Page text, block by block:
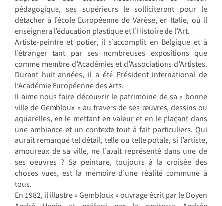
pédagogique, ses supérieurs le solliciteront pour le
détacher à l’école Européenne de Varèse, en Italie, où il
enseignera l’éducation plastique et l’Histoire de l’Art.
Artiste-peintre et potier, il s’accomplit en Belgique et à
l’étranger tant par ses nombreuses expositions que
comme membre d’Académies et d’Associations d’Artistes.
Durant huit années, il a été Président international de
l’Académie Européenne des Arts.
Il aime nous faire découvrir le patrimoine de sa « bonne
ville de Gembloux » au travers de ses œuvres, dessins ou
aquarelles, en le mettant en valeur et en le plaçant dans
une ambiance et un contexte tout à fait particuliers. Qui
aurait remarqué tel détail, telle ou telle potale, si l’artiste,
amoureux de sa ville, ne l’avait représenté dans une de
ses oeuvres ? Sa peinture, toujours à la croisée des
choses vues, est la mémoire d’une réalité commune à
tous.
En 1982, il illustre « Gembloux » ouvrage écrit par le Doyen